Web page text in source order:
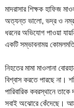
মাদরাসার শিক্ষক হাফিজ
অত্যন্ত ভালো, ভদ্র ও নম্র
ধরনের অভিযোগ পাওয়া
একটি সম্ভাবনাময়
নিহতের মামা মাওলানা
বিশ্বাস করতে পারছে না।
পারিবারিক কবরস্থানে
সবাই অঝোরে কেঁদেছে।